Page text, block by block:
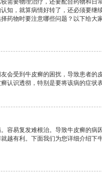
需要物理治疗，还要配合药物和日
知，就算病情好转了，还必须要继
药物时要注意哪些问题？以下给大
会受到牛皮癣的困扰，导致患者的
认识透彻，特别是要将该病的症状
容易复发难根治。导致牛皮癣的病
越有利。下面我们为您详细介绍下